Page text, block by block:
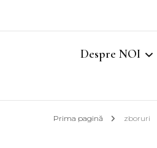
Despre NOI
Prima pagină zboruri